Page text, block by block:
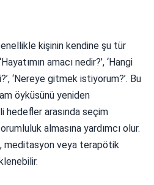
kişinin kendine şu tür
amacı nedir?’, ‘Hangi
‘Nereye gitmek istiyorum?’. Bu
öyküsünü yeniden
hedefler arasında seçim
almasına yardımcı olur.
meditasyon veya terapötik